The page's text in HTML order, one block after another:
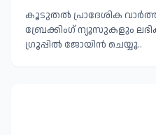
കൂടുതൽ പ്രാദേശിക
ബ്രേക്കിംഗ് ന്യൂസുകളും
ഗ്രൂപ്പിൽ ജോയിൻ ചെയ്യൂ..